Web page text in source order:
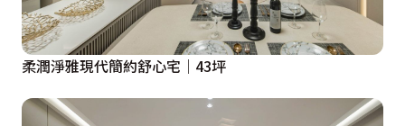
柔潤淨雅現代簡約舒心宅│43坪